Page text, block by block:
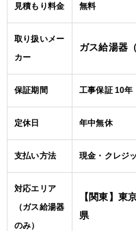
見積もり料金 無料
取り扱いメー
カー
ガス給湯器
保証期間 工事保証 10年
定休日 年中無休
支払い方法 現金・クレジ
対応エリア
（ガス給湯器
のみ）
【関東】東
県